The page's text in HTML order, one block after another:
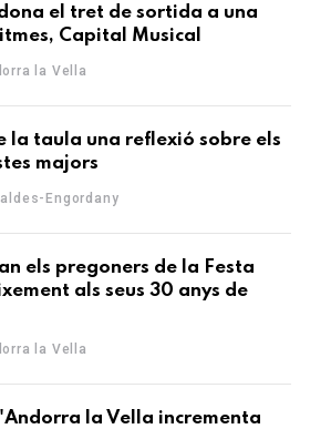
el tret de sortida a una
Capital Musical
la Vella
la taula una reflexió sobre els
majors
Engordany
els pregoners de la Festa
als seus 30 anys de
la Vella
la Vella incrementa